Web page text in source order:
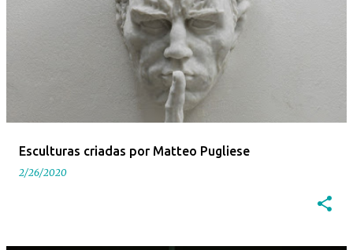
Esculturas criadas por Matteo Pugliese
2/26/2020